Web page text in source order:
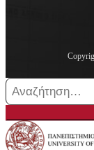
Search
for: